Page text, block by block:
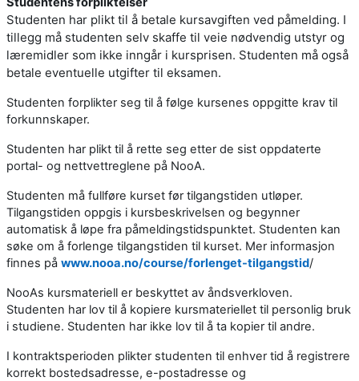
Studenten har plikt til å betale kursavgiften ved påmelding. I
tillegg må studenten selv skaffe til veie nødvendig utstyr og
læremidler som ikke inngår i kursprisen. Studenten må også
betale eventuelle utgifter til eksamen.
Studenten forplikter seg til å følge kursenes oppgitte krav til
forkunnskaper.
Studenten har plikt til å rette seg etter de sist oppdaterte
portal- og nettvettreglene på NooA.
Studenten må fullføre kurset før tilgangstiden utløper.
Tilgangstiden oppgis i kursbeskrivelsen og begynner
automatisk å løpe fra påmeldingstidspunktet. Studenten kan
søke om å forlenge tilgangstiden til kurset. Mer informasjon
finnes på www.nooa.no/course/forlenget-tilgangstid/
NooAs kursmateriell er beskyttet av åndsverkloven.
Studenten har lov til å kopiere kursmateriellet til personlig bruk
i studiene. Studenten har ikke lov til å ta kopier til andre.
I kontraktsperioden plikter studenten til enhver tid å registrere
korrekt bostedsadresse, e-postadresse og